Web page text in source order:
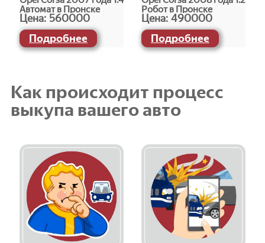
Автомат в Пронске
Цена: 560000
Подробнее
Робот в Пронске
Цена: 490000
Подробнее
Как происходит процесс
выкупа вашего авто